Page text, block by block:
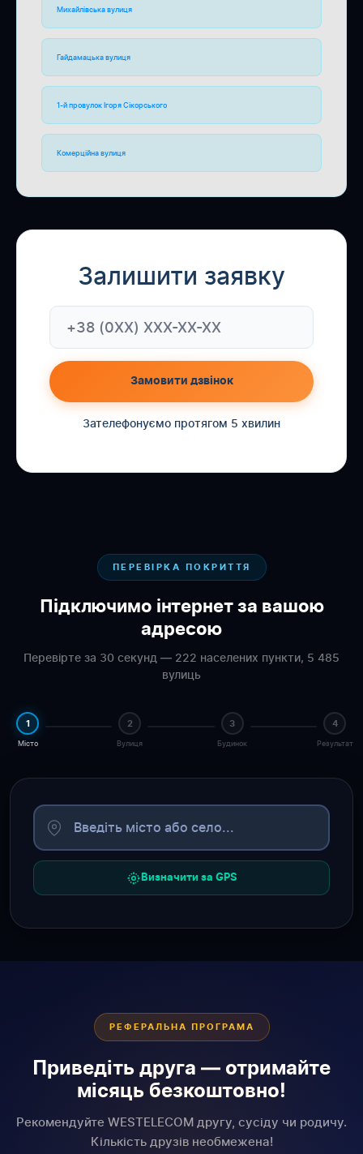
Михайлівська вулиця
Гайдамацька вулиця
1-й провулок Ігоря Сікорського
Комерційна вулиця
Залишити заявку
Замовити дзвінок
Зателефонуємо протягом 5 хвилин
ПЕРЕВІРКА ПОКРИТТЯ
Підключимо інтернет за вашою
адресою
Перевірте за 30 секунд — 222 населених пункти, 5 485
вулиць
1
Місто
2
Вулиця
3
Будинок
4
Результат
Визначити за GPS
РЕФЕРАЛЬНА ПРОГРАМА
Приведіть друга — отримайте
місяць безкоштовно!
Рекомендуйте WESTELECOM другу, сусіду чи родичу.
Кількість друзів необмежена!